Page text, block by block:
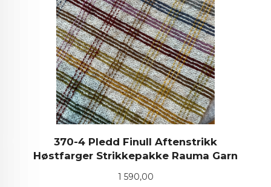
370-4 Pledd Finull Aftenstrikk
Høstfarger Strikkepakke Rauma Garn
Pris
1 590,00